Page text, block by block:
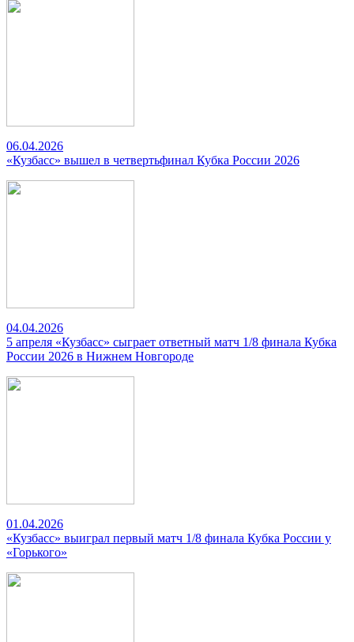
06.04.2026
«Кузбасс» вышел в четвертьфинал Кубка России 2026
04.04.2026
5 апреля «Кузбасс» сыграет ответный матч 1/8 финала Кубка
России 2026 в Нижнем Новгороде
01.04.2026
«Кузбасс» выиграл первый матч 1/8 финала Кубка России у
«Горького»